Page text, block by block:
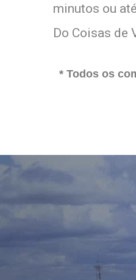
minutos ou
Do Coisas de
* Todos os